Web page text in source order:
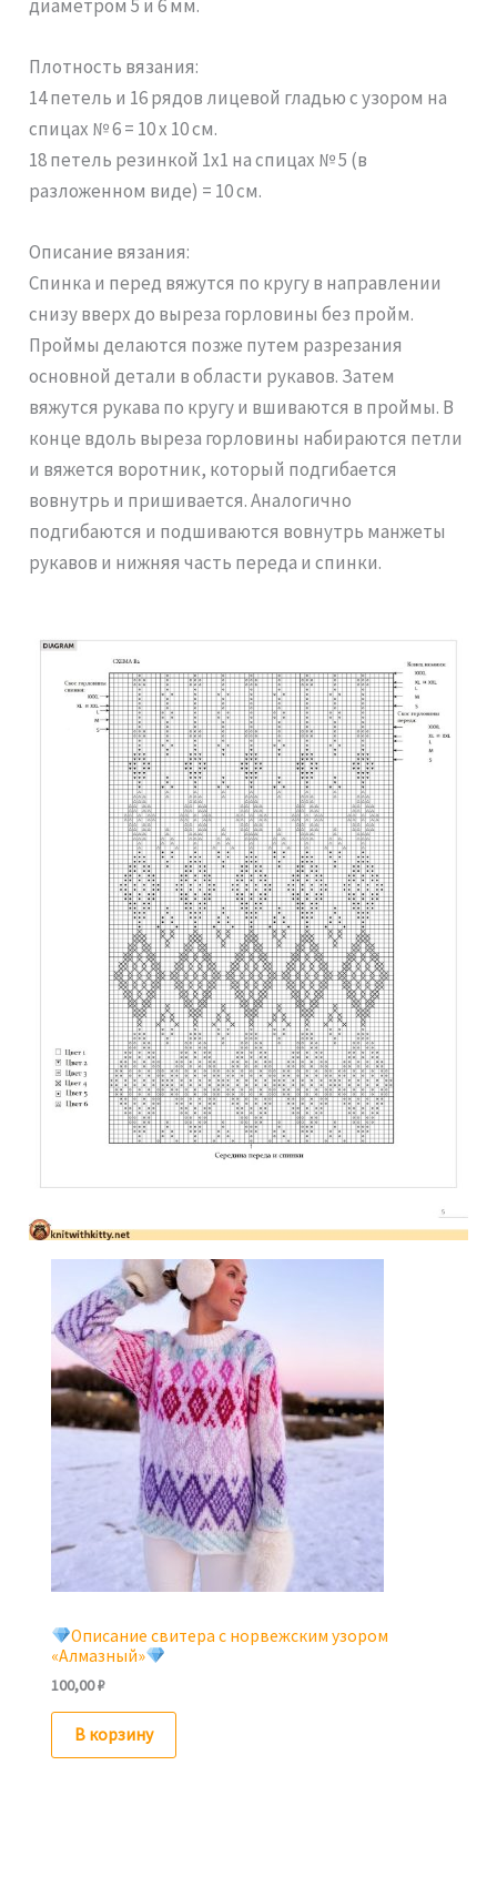
диаметром 5 и 6 мм.
Плотность вязания:
14 петель и 16 рядов лицевой гладью с узором на
спицах № 6 = 10 х 10 см.
18 петель резинкой 1х1 на спицах № 5 (в
разложенном виде) = 10 см.
Описание вязания:
Спинка и перед вяжутся по кругу в направлении
снизу вверх до выреза горловины без пройм.
Проймы делаются позже путем разрезания
основной детали в области рукавов. Затем
вяжутся рукава по кругу и вшиваются в проймы. В
конце вдоль выреза горловины набираются петли
и вяжется воротник, который подгибается
вовнутрь и пришивается. Аналогично
подгибаются и подшиваются вовнутрь манжеты
рукавов и нижняя часть переда и спинки.
Описание свитера с норвежским узором
«Алмазный»
100,00₽
В корзину